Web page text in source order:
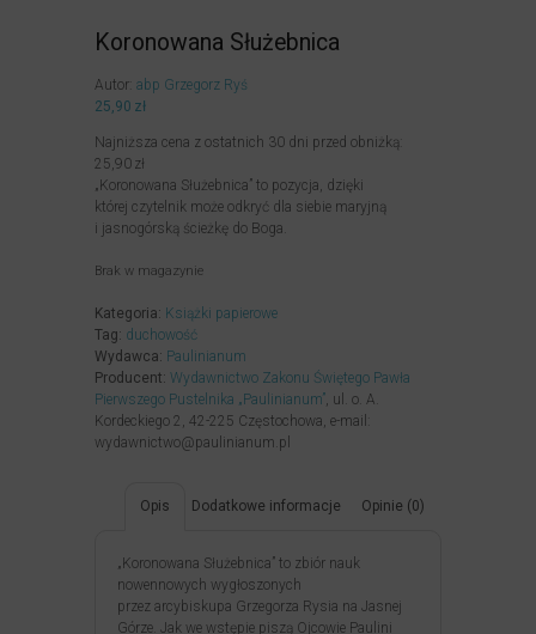
Koronowana Służebnica
Autor: abp Grzegorz Ryś
25,90 zł
Najniższa cena z ostatnich 30 dni przed obniżką:
25,90 zł
„Koronowana Służebnica” to pozycja, dzięki
której czytelnik może odkryć dla siebie maryjną
i jasnogórską ścieżkę do Boga.
Brak w magazynie
Kategoria: Książki papierowe
Tag: duchowość
Wydawca: Paulinianum
Producent: Wydawnictwo Zakonu Świętego Pawła
Pierwszego Pustelnika „Paulinianum” , ul. o. A.
Kordeckiego 2, 42-225 Częstochowa, e-mail:
wydawnictwo@paulinianum.pl
Opis Dodatkowe informacje Opinie (0)
„Koronowana Służebnica” to zbiór nauk
nowennowych wygłoszonych
przez arcybiskupa Grzegorza Rysia na Jasnej
Górze. Jak we wstępie piszą Ojcowie Paulini